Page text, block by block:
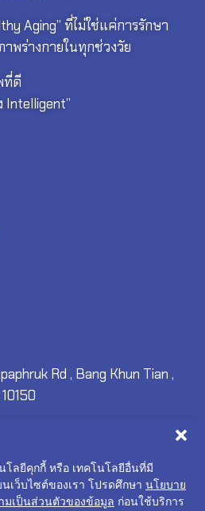
โลยีคุกกี้ หรือ เทคโนโลยีอื่นที่มี
เว็บไซต์ของเรา โปรดศึกษา นโยบาย
มเป็นส่วนตัวของข้อมูล ก่อนใช้บริการ
Aging” ที่ไม่ใช่แค่การรักษา
พร่างกายในทุกช่วงวัย
ที่ดี
Rd , Bang Khun Tian ,